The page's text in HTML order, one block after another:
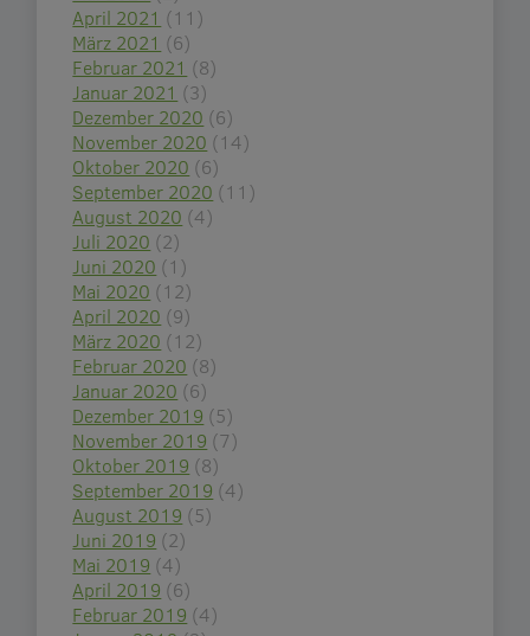
April 2021 (11)
März 2021 (6)
Februar 2021 (8)
Januar 2021 (3)
Dezember 2020 (6)
November 2020 (14)
Oktober 2020 (6)
September 2020 (11)
August 2020 (4)
Juli 2020 (2)
Juni 2020 (1)
Mai 2020 (12)
April 2020 (9)
März 2020 (12)
Februar 2020 (8)
Januar 2020 (6)
Dezember 2019 (5)
November 2019 (7)
Oktober 2019 (8)
September 2019 (4)
August 2019 (5)
Juni 2019 (2)
Mai 2019 (4)
April 2019 (6)
Februar 2019 (4)